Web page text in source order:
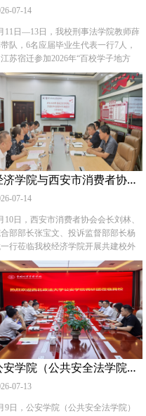
政务办事场景，真切感受“放管服”改
优化营商环境等政策在政务一线的
成效，全面了解基层政务服务体系
常运行逻辑。 （供稿：政治与公共
学院 撰稿：吴欣悦 审核：李小巍）
深刻领悟了习仲勋等老一辈革命家
定信仰与斗争智慧。随后，师生们
至位于老南街的张家大院。在这座
兵变旧址中，大家实地探访了当年
兵营房、指挥阁楼及密道，身临其
感受了1932年4月2日深夜起义指挥
的历史氛围，深切体会到白色恐怖
展地下斗争的艰险环境。 次日，研
伍在凤县参观学习。在凤县革命纪
，党员们集体重温入党誓词。在讲
全程讲解下，大家详细了解了习仲
志在凤州秘密开展兵运、串联进步
现场微党课《从凤州到两当，点燃
革命星火》更是将学习氛围推向高
随后，师生们走进张家窑红军长征
，实地走访红二方面军宿舍、苏维
公窑洞，深入学习红军转战秦岭、
基层政权的革命史实，对比理解了
革命时期兵运工作与长征斗争两条
脉络。 此次主题党日活动，既是一
动的党史现场教学，更是一次深刻
想洗礼。大家纷纷表示，要从革命
的英勇奋斗中传承好陕甘红色基
将两当兵变中所体现的坚定信念与
心使命，积极发挥党员的先锋模范
，为学校事业发展贡献自己的力
07-14
11日—13日，我校刑事法学院教师薛
队，6名应届毕业生代表一行7人，
苏宿迁参加2026年“百校学子地方
（宿迁站）暨“宿迁人才周”系列活
活动期间，师生入住相豫・漫柏未
人才社区，参与欢迎晚会、启动仪
专场招聘、产业探访等全流程活
启动仪式上，宿迁发布了人才新政
版，推出购房券、生活补贴、科创基
系列扶持政策。现场百余家重点企
事业单位带来千余优质岗位，我校
主动投递简历，与人事负责人深入
创业空间、江苏芯灵智能科技有
司、江苏中农科食品工程股份有限
等龙头企业，实地了解宿迁新能
食品加工、智能制造等产业链布
直观感受城市产业发展潜力与人才
空间。大家同步体验宿迁非遗文旅
，领略“中国酒都”“项王故里”独特城
蕴。 薛晖表示，宿迁完善的人才政
广阔的发展平台对我校毕业生吸引
出。后续学校将持续深化校地合
推送宿迁优质岗位资源，引导毕业
抓发展机遇，奔赴基层一线实现青
经济学院与西安市消费者协会举办共建校外实践教育基地座谈会
07-14
10日，西安市消费者协会会长刘林、
部部长张宝文、投诉监督部部长杨
行莅临我校经济学院开展共建校外
教育基地建设工作座谈会。经济学
委书记李建梅、院长王胜利及学院
关工作人员代表参加座谈。 座谈会
双方聚焦校外实践教育基地共建核
作展开深度研讨。结合经济学院人
养定位、专业教学特色与西安市消
协会行业职能优势，双方围绕实践
建设规划、学生实习实训安排、实
学管理制度、行业实务案例融入课
作机制，为实践教育基地规范化落
公安学院（公共安全法学院）赴中国刑事警察学院调研交流
07-13
9日，公安学院（公共安全法学院）